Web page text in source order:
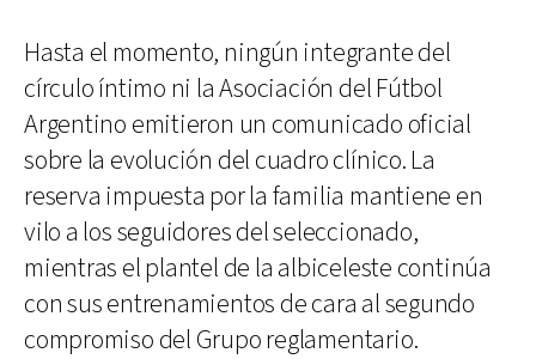
Hasta el momento, ningún integrante del
círculo íntimo ni la Asociación del Fútbol
Argentino emitieron un comunicado oficial
sobre la evolución del cuadro clínico. La
reserva impuesta por la familia mantiene en
vilo a los seguidores del seleccionado,
mientras el plantel de la albiceleste continúa
con sus entrenamientos de cara al segundo
compromiso del Grupo reglamentario.